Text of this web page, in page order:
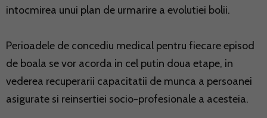
intocmirea unui plan de urmarire a evolutiei bolii.
Perioadele de concediu medical pentru fiecare episod
de boala se vor acorda in cel putin doua etape, in
vederea recuperarii capacitatii de munca a persoanei
asigurate si reinsertiei socio-profesionale a acesteia.